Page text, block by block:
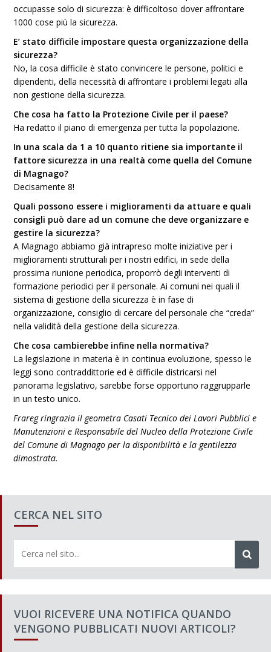
occupasse solo di sicurezza: è difficoltoso dover affrontare
1000 cose più la sicurezza.
E’ stato difficile impostare questa organizzazione della
sicurezza?
No, la cosa difficile è stato convincere le persone, politici e
dipendenti, della necessità di affrontare i problemi legati alla
non gestione della sicurezza.
Che cosa ha fatto la Protezione Civile per il paese?
Ha redatto il piano di emergenza per tutta la popolazione.
In una scala da 1 a 10 quanto ritiene sia importante il
fattore sicurezza in una realtà come quella del Comune
di Magnago?
Decisamente 8!
Quali possono essere i miglioramenti da attuare e quali
consigli può dare ad un comune che deve organizzare e
gestire la sicurezza?
A Magnago abbiamo già intrapreso molte iniziative per i
miglioramenti strutturali per i nostri edifici, in sede della
prossima riunione periodica, proporrò degli interventi di
formazione periodici per il personale. Ai comuni nei quali il
sistema di gestione della sicurezza è in fase di
organizzazione, consiglio di cercare del personale che “creda”
nella validità della gestione della sicurezza.
Che cosa cambierebbe infine nella normativa?
La legislazione in materia è in continua evoluzione, spesso le
leggi sono contraddittorie ed è difficile districarsi nel
panorama legislativo, sarebbe forse opportuno raggrupparle
in un testo unico.
Frareg ringrazia il geometra Casati Tecnico dei Lavori Pubblici e
Manutenzioni e Responsabile del Nucleo della Protezione Civile
del Comune di Magnago per la disponibilità e la gentilezza
dimostrata.
CERCA NEL SITO
VUOI RICEVERE UNA NOTIFICA QUANDO
VENGONO PUBBLICATI NUOVI ARTICOLI?